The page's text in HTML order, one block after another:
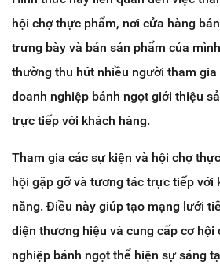
hội chợ thực phẩm, nơi cửa hàng
trưng bày và bán sản phẩm của
thường thu hút nhiều người tham gia
doanh nghiệp bánh ngọt giới thiệu
trực tiếp với khách hàng.
Tham gia các sự kiện và hội chợ
hội gặp gỡ và tương tác trực tiếp với
năng. Điều này giúp tạo mạng lưới
diện thương hiệu và cung cấp cơ hội
nghiệp bánh ngọt thể hiện sự sáng